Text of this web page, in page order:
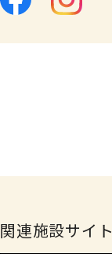
関連施設サイト